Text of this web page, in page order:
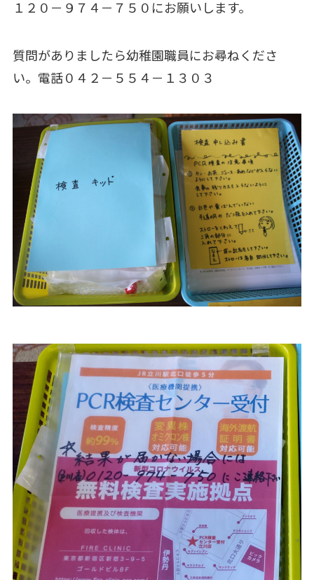
１２０－９７４－７５０にお願いします。
質問がありましたら幼稚園職員にお尋ねくださ
い。電話０４２－５５４－１３０３